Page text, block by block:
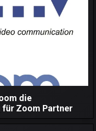
die
für Zoom Partner